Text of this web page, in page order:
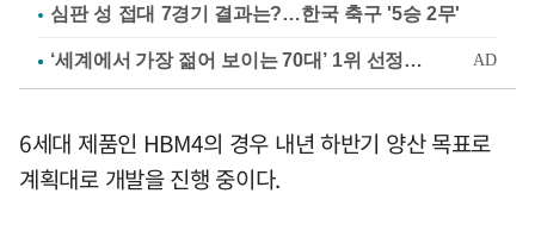
심판 성 접대 7경기 결과는?…한국 축구 '5승 2무'
6세대 제품인 HBM4의 경우 내년 하반기 양산 목표로
계획대로 개발을 진행 중이다.